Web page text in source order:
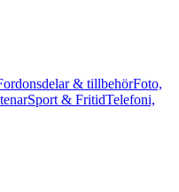
& tillbehörFoto,
Sport & FritidTelefoni,